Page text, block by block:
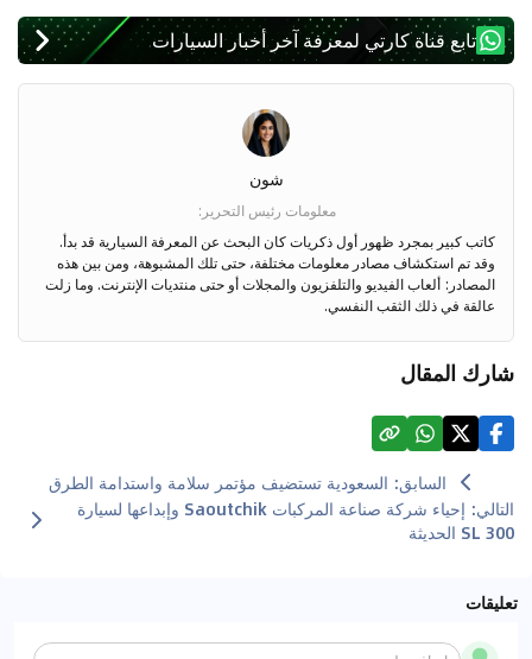
تابع قناة كارتي لمعرفة آخر أخبار السيارات
شون
معلومات رئيس التحرير :
كاتب كبير بمجرد ظهور أول ذكريات كان البحث عن المعرفة السيارية قد بدأ.
وقد تم استكشاف مصادر معلومات مختلفة، حتى تلك المشبوهة، ومن بين هذه
المصادر: ألعاب الفيديو والتلفزيون والمجلات أو حتى منتديات الإنترنت. وما زلت
عالقة في ذلك الثقب النفسي.
شارك المقال
السابق: السعودية تستضيف مؤتمر سلامة واستدامة الطرق
التالي:
إحياء شركة صناعة المركبات Saoutchik وإبداعها لسيارة
300 SL الحديثة
تعليقات